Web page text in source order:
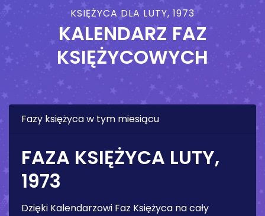
KSIĘŻYCA DLA LUTY, 1973
KALENDARZ FAZ
KSIĘŻYCOWYCH
Fazy księżyca w tym miesiącu
FAZA KSIĘŻYCA LUTY,
1973
Dzięki Kalendarzowi Faz Księżyca na cały